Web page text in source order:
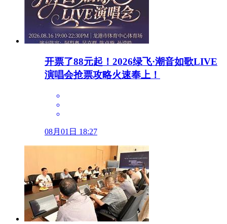
开票了88元起！2026绿飞·潮音如歌LIVE
演唱会抢票攻略火速奉上！
08月01日 18:27